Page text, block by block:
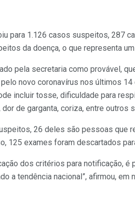
para 1.126 casos suspeitos, 287
da doença, o que representa
pela secretaria como provável,
novo coronavírus nos últimos
incluir tosse, dificuldade para
de garganta, coriza, entre outros
26 deles são pessoas que
125 exames foram descartados
dos critérios para notificação,
a tendência nacional”, afirmou, em